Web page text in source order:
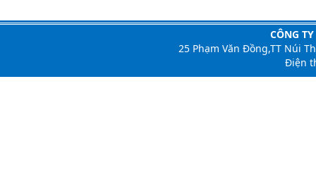
CÔNG
25 Phạm Văn Đồng,TT Núi
Điện